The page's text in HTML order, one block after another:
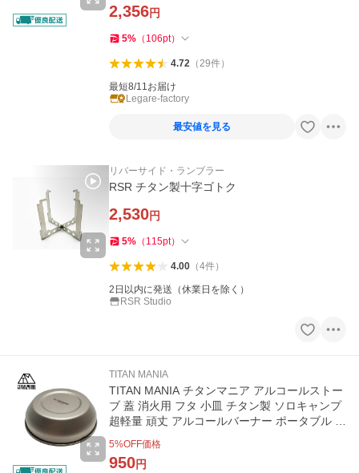
2,356円
5% （ 106pt）
4.72（29件）
最短8/11お届け
Legare-factory
最安値を見る
リバーサイド・ランブラー
RSR チタン製十字ゴトク
2,530円
5% （ 115pt）
4.00（4件）
2日以内に発送（休業日を除く）
RSR Studio
TITAN MANIA
TITAN MANIA チタンマニア アルコールストー
ブ 蓋 消火用 フタ 小皿 チタン製 ソロキャンプ
超軽量 頑丈 アルコールバーナー ポータブル ア
5%OFF価格
950円